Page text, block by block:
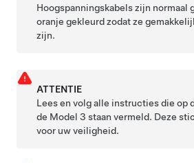
Hoogspanningskabels zijn normaal
oranje gekleurd zodat ze
zijn.
ATTENTIE
Lees en volg alle instructies die op
de Model 3 staan vermeld. Deze
voor uw veiligheid.